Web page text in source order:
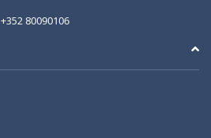
+352 80090106